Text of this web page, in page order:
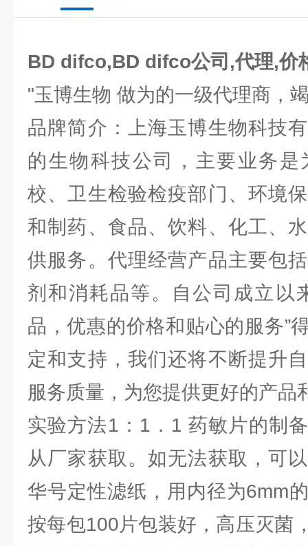
BD difco,BD difco公司,代理,价
"玉博生物 做为的一级代理商，
品牌简介：上海玉博生物科技
的生物科技公司，主要业务
校、卫生检验检疫部门、环境
和制药、食品、饮料、化工、
供服务。代理经营产品主要包
剂和消耗品等。自公司成立以
品，优惠的价格和贴心的服务”
定和支持，我们还将不断提升
服务质量，为您提供更好的产品
实验方法1：1．1 药敏片的制
从厂家获取。如无法获取，可
华号定性滤纸，用内径为6mm
按每包100片包装好，高压灭菌